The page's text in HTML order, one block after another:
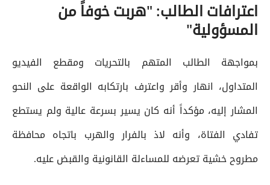
اعترافات الطالب: "هربت خوفاً من
المسؤولية"
بمواجهة الطالب المتهم بالتحريات ومقطع الفيديو
المتداول، انهار وأقر واعترف بارتكابه الواقعة على النحو
المشار إليه، مؤكداً أنه كان يسير بسرعة عالية ولم يستطع
تفادي الفتاة، وأنه لاذ بالفرار والهرب باتجاه محافظة
مطروح خشية تعرضه للمساءلة القانونية والقبض عليه.